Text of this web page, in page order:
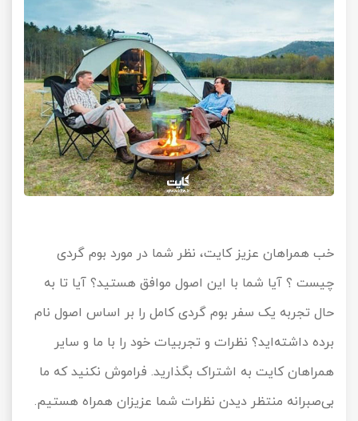
خب همراهان عزیز کایت، نظر شما در مورد بوم گردی
چیست ؟ آیا شما با این اصول موافق هستید؟ آیا تا به
حال تجربه یک سفر بوم گردی کامل را بر اساس اصول نام
برده داشته‌اید؟ نظرات و تجربیات خود را با ما و سایر
همراهان کایت به اشتراک بگذارید. فراموش نکنید که ما
بی‌صبرانه منتظر دیدن نظرات شما عزیزان همراه هستیم.